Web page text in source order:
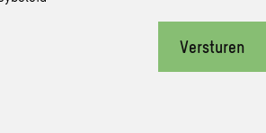
Versturen